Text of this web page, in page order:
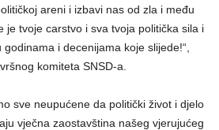
areni i izbavi nas od zla i među
je tvoje carstvo i sva tvoja politička sila i
i decenijama koje slijede!“,
komiteta SNSD-a.
sve neupućene da politički život i djelo
vječna zaostavština našeg vjerujućeg